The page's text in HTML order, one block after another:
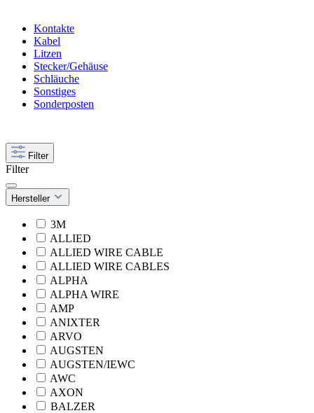
Kontakte
Kabel
Litzen
Stecker/Gehäuse
Schläuche
Sonstiges
Sonderposten
Filter
Filter
Hersteller
3M
ALLIED
ALLIED WIRE CABLE
ALLIED WIRE CABLES
ALPHA
ALPHA WIRE
AMP
ANIXTER
ARVO
AUGSTEN
AUGSTEN/IEWC
AWC
AXON
BALZER